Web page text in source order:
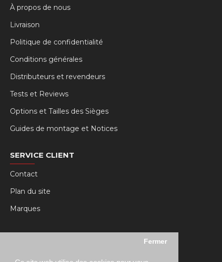
Fermer
À propos de nous
Livraison
Politique de confidentialité
Conditions générales
Distributeurs et revendeurs
Tests et Reviews
Options et Tailles des Sièges
Guides de montage et Notices
SERVICE CLIENT
Contact
Plan du site
Marques
MY RSEAT